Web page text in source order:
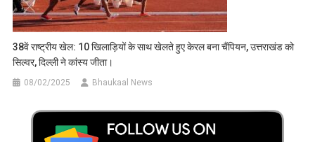
38वें राष्ट्रीय खेल: 10 खिलाड़ियों के साथ खेलते हुए केरल बना चैंपियन, उत्तराखंड को
सिल्वर, दिल्ली ने कांस्य जीता।
08/02/2025 Bhaukaal News